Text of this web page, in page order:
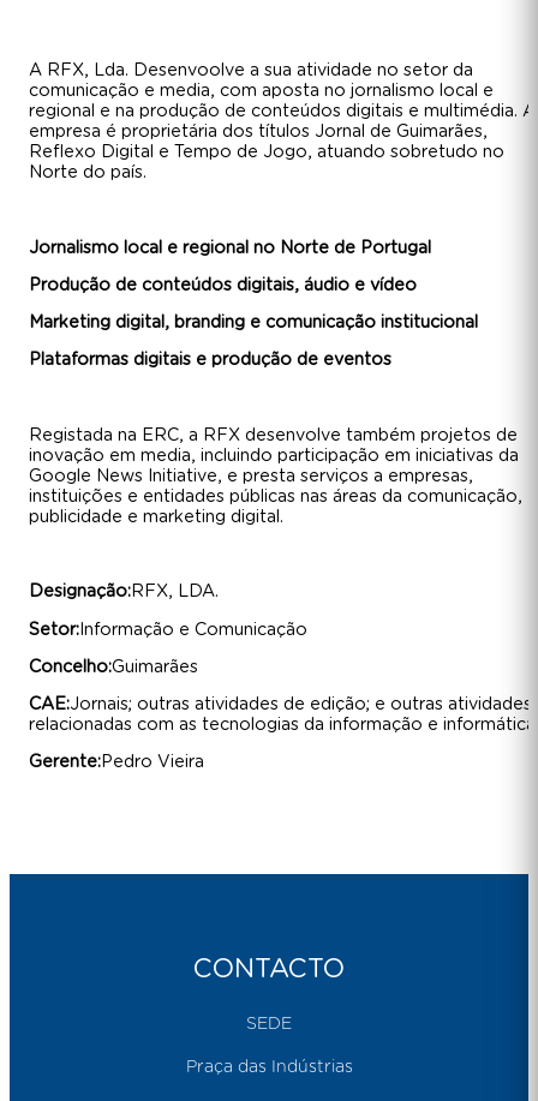
A RFX, Lda. Desenvoolve a sua atividade no setor da
comunicação e media, com aposta no jornalismo local e
regional e na produção de conteúdos digitais e multimédia. A
empresa é proprietária dos títulos Jornal de Guimarães,
Reflexo Digital e Tempo de Jogo, atuando sobretudo no
Norte do país.
Jornalismo local e regional no Norte de Portugal
Produção de conteúdos digitais, áudio e vídeo
Marketing digital, branding e comunicação institucional
Plataformas digitais e produção de eventos
Registada na ERC, a RFX desenvolve também projetos de
inovação em media, incluindo participação em iniciativas da
Google News Initiative, e presta serviços a empresas,
instituições e entidades públicas nas áreas da comunicação,
publicidade e marketing digital.
Designação:RFX, LDA.
Setor:Informação e Comunicação
Concelho:Guimarães
CAE:Jornais; outras atividades de edição; e outras atividades
relacionadas com as tecnologias da informação e informática.
Gerente:Pedro Vieira
CONTACTO
SEDE
Praça das Indústrias